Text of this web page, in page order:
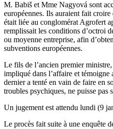
M. Babiš et Mme Nagyová sont
européennes. Ils auraient fait
était liée au conglomérat Agrofert
remplissait les conditions d’octroi
ou moyenne entreprise, afin
subventions européennes.
Le fils de l’ancien premier
impliqué dans l’affaire et témoigne
dernier a tenté en vain de faire en
troubles psychiques, ne puisse pas
Un jugement est attendu lundi (9
Le procès fait suite à une enquête